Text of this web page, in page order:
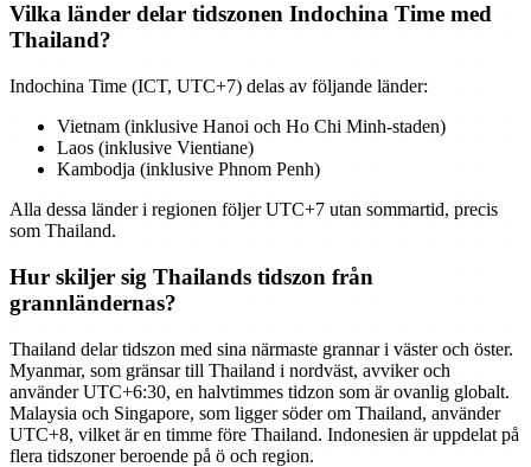
Vilka länder delar tidszonen Indochina Time med
Thailand?
Indochina Time (ICT, UTC+7) delas av följande länder:
Vietnam (inklusive Hanoi och Ho Chi Minh-staden)
Laos (inklusive Vientiane)
Kambodja (inklusive Phnom Penh)
Alla dessa länder i regionen följer UTC+7 utan sommartid, precis
som Thailand.
Hur skiljer sig Thailands tidszon från
grannländernas?
Thailand delar tidszon med sina närmaste grannar i väster och öster.
Myanmar, som gränsar till Thailand i nordväst, avviker och
använder UTC+6:30, en halvtimmes tidzon som är ovanlig globalt.
Malaysia och Singapore, som ligger söder om Thailand, använder
UTC+8, vilket är en timme före Thailand. Indonesien är uppdelat på
flera tidszoner beroende på ö och region.